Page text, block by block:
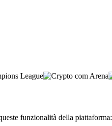
funzionalità della piattaforma: